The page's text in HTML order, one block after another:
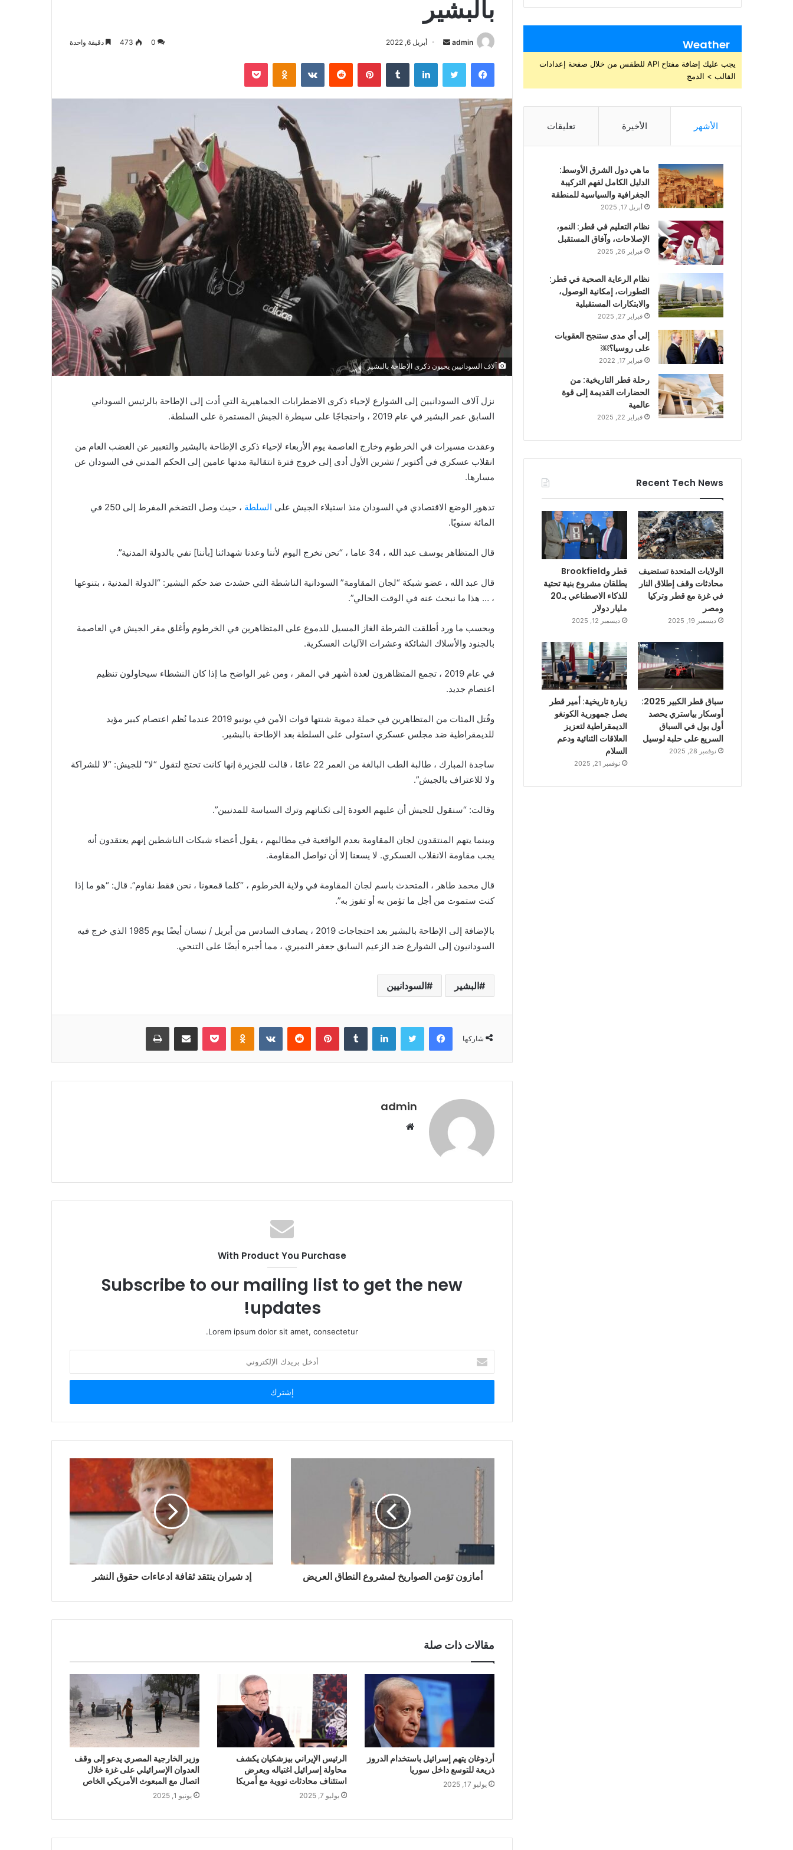
بالبشير
admin
ل
ب
ك
ت
ر
و
ن
ي
ا
أبريل 6, 2022 0
473 دقيقة واحدة
فيسبوك لينكدإن بينتيريست
آلاف السودانيين يحيون ذكرى الإطاحة بالبشير
نزل آلاف السودانيين إلى الشوارع لإحياء ذكرى الاضطرابات الجماهيرية التي أدت إلى الإطاحة بالرئيس السوداني
السابق عمر البشير في عام 2019 ، واحتجاجًا على سيطرة الجيش المستمرة على السلطة.
وعقدت مسيرات في الخرطوم وخارج العاصمة يوم الأربعاء لإحياء ذكرى الإطاحة بالبشير والتعبير عن الغضب العام من
انقلاب عسكري في أكتوبر / تشرين الأول أدى إلى خروج فترة انتقالية مدتها عامين إلى الحكم المدني في السودان عن
مسارها.
تدهور الوضع الاقتصادي في السودان منذ استيلاء الجيش على السلطة
، حيث وصل التضخم المفرط إلى 250 في
المائة سنويًا.
قال المتظاهر يوسف عبد الله ، 34 عاما ، “نحن نخرج اليوم لأننا وعدنا شهدائنا [بأننا] نفي بالدولة المدنية”.
قال عبد الله ، عضو شبكة “لجان المقاومة” السودانية الناشطة التي حشدت ضد حكم البشير: “الدولة المدنية ، بتنوعها
، … هذا ما نبحث عنه في الوقت الحالي”.
وبحسب ما ورد أطلقت الشرطة الغاز المسيل للدموع على المتظاهرين في الخرطوم وأغلق مقر الجيش في العاصمة
بالجنود والأسلاك الشائكة وعشرات الآليات العسكرية.
في عام 2019 ، تجمع المتظاهرون لعدة أشهر في المقر ، ومن غير الواضح ما إذا كان النشطاء سيحاولون تنظيم
اعتصام جديد.
وقُتل المئات من المتظاهرين في حملة دموية شنتها قوات الأمن في يونيو 2019 عندما نُظم اعتصام كبير مؤيد
للديمقراطية ضد مجلس عسكري استولى على السلطة بعد الإطاحة بالبشير.
ساجدة المبارك ، طالبة الطب البالغة من العمر 22 عامًا ، قالت للجزيرة إنها كانت تحتج لتقول “لا” للجيش: “لا للشراكة
ولا للاعتراف بالجيش”.
وقالت: “سنقول للجيش أن عليهم العودة إلى ثكناتهم وترك السياسة للمدنيين”.
وبينما يتهم المنتقدون لجان المقاومة بعدم الواقعية في مطالبهم ، يقول أعضاء شبكات الناشطين إنهم يعتقدون أنه
يجب مقاومة الانقلاب العسكري. لا يسعنا إلا أن نواصل المقاومة.
قال محمد طاهر ، المتحدث باسم لجان المقاومة في ولاية الخرطوم ، “كلما قمعونا ، نحن فقط نقاوم”. قال: “هو ما إذا
كنت ستموت من أجل ما تؤمن به أو تفوز به”.
بالإضافة إلى الإطاحة بالبشير بعد احتجاجات 2019 ، يصادف السادس من أبريل / نيسان أيضًا يوم 1985 الذي خرج فيه
السودانيون إلى الشوارع ضد الزعيم السابق جعفر النميري ، مما أجبره أيضًا على التنحي.
البشير السودانيين
شاركها
فيسبوك لينكدإن بينتيريست بوكيت
admin
ا
With Product You Purchase
Subscribe to our mailing list to get the new
updates!
Lorem ipsum dolor sit amet, consectetur.
خ
ب
د
ر
و
ن
أمازون تؤمن الصواريخ لمشروع النطاق العريض إد شيران ينتقد ثقافة ادعاءات حقوق النشر
مقالات ذات صلة
أردوغان يتهم إسرائيل باستخدام الدروز
ذريعة للتوسع داخل سوريا
يوليو 17, 2025
الرئيس الإيراني بيزشكيان يكشف
محاولة إسرائيل اغتياله ويعرض
استئناف محادثات نووية مع أمريكا
يوليو 7, 2025
وزير الخارجية المصري يدعو إلى وقف
العدوان الإسرائيلي على غزة خلال
اتصال مع المبعوث الأمريكي الخاص
يونيو 1, 2025
Weather
يجب عليك إضافة مفتاح API للطقس من خلال صفحة إعدادات
القالب > الدمج
الأشهر الأخيرة تعليقات
ما هي دول الشرق الأوسط:
الدليل الكامل لفهم التركيبة
الجغرافية والسياسية للمنطقة
أبريل 17, 2025
نظام التعليم في قطر: النمو،
الإصلاحات، وآفاق المستقبل
فبراير 26, 2025
نظام الرعاية الصحية في قطر:
التطورات، إمكانية الوصول،
والابتكارات المستقبلية
فبراير 27, 2025
إلى أي مدى ستنجح العقوبات
على روسيا؟￼
فبراير 17, 2022
رحلة قطر التاريخية: من
الحضارات القديمة إلى قوة
عالمية
فبراير 22, 2025
Recent Tech News
الولايات المتحدة تستضيف
محادثات وقف إطلاق النار
في غزة مع قطر وتركيا
ومصر
ديسمبر 19, 2025
قطر وBrookfield
يطلقان مشروع بنية تحتية
للذكاء الاصطناعي بـ20
مليار دولار
ديسمبر 12, 2025
سباق قطر الكبير 2025:
أوسكار بياستري يحصد
أول بول في السباق
السريع على حلبة لوسيل
نوفمبر 28, 2025
زيارة تاريخية: أمير قطر
يصل جمهورية الكونغو
الديمقراطية لتعزيز
العلاقات الثنائية ودعم
السلام
نوفمبر 21, 2025